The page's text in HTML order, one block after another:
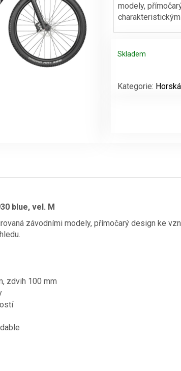
byla:
51990 Kč.
modely,
Skladem
SCOTT
Kategorie:
blue, vel. M
závodními modely, přímočarý design ke
zdvih 100 mm